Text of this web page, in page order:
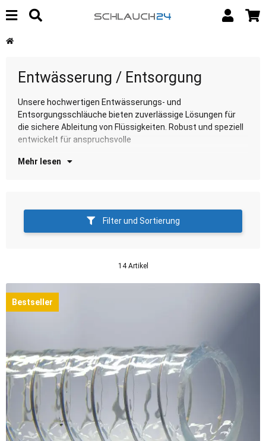
Entwässerung / Entsorgung
Unsere hochwertigen Entwässerungs- und
Entsorgungsschläuche bieten zuverlässige Lösungen für
die sichere Ableitung von Flüssigkeiten. Robust und speziell
entwickelt für anspruchsvolle
Entwässerungsanwendungen. Entdecken Sie unsere
Mehr lesen
Filter und Sortierung
14 Artikel
Bestseller